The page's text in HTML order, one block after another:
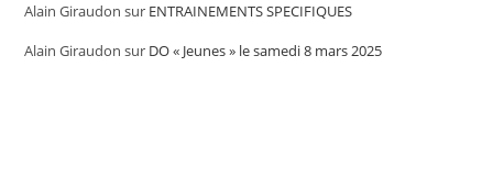
Alain Giraudon sur ENTRAINEMENTS SPECIFIQUES
Alain Giraudon sur DO « Jeunes » le samedi 8 mars 2025